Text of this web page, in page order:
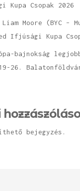
Kupa Csopak 2026
Moore (BYC –
Ifjúsági Kupa
bajnokság
26.
bejegyzés.